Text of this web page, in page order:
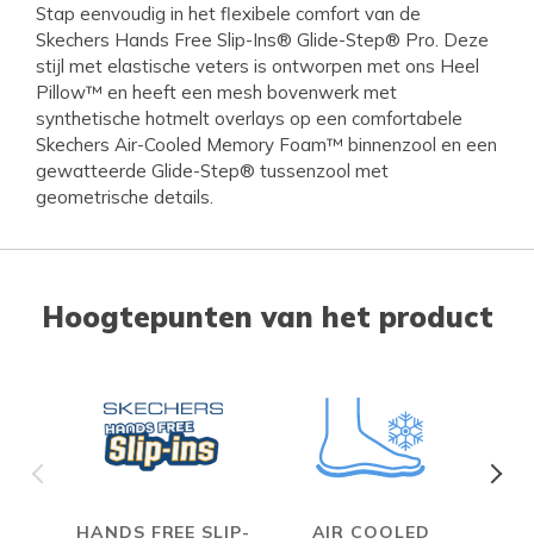
Stap eenvoudig in het flexibele comfort van de
Skechers Hands Free Slip-Ins® Glide-Step® Pro. Deze
stijl met elastische veters is ontworpen met ons Heel
Pillow™ en heeft een mesh bovenwerk met
synthetische hotmelt overlays op een comfortabele
Skechers Air-Cooled Memory Foam™ binnenzool en een
gewatteerde Glide-Step® tussenzool met
geometrische details.
Hoogtepunten van het product
HANDS FREE SLIP-
AIR COOLED